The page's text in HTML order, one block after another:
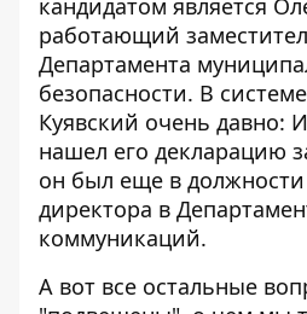
кандидатом является
работающий
Департамента
безопасности. В
Куявский очень давно:
нашел его декларацию
он был еще в должности
директора в
коммуникаций.
А вот все остальные